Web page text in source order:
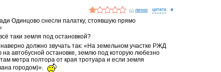
лично #
Одинцово снесли палатку, стоявшую прямо
таки земля под остановкой?
должно звучать так: «На земельном участке РЖД
на автобусной остановке, землю под которую любезно
метра полтора от края тротуара и если земля
городом)».